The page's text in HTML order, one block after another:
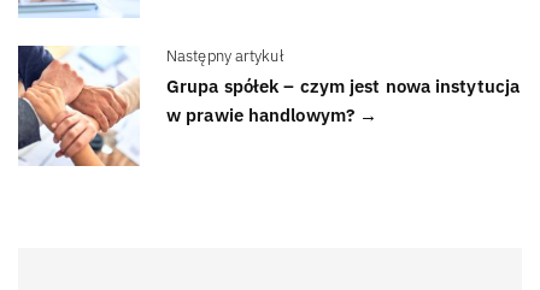
Następny artykuł
Grupa spółek – czym jest nowa instytucja
w prawie handlowym? →